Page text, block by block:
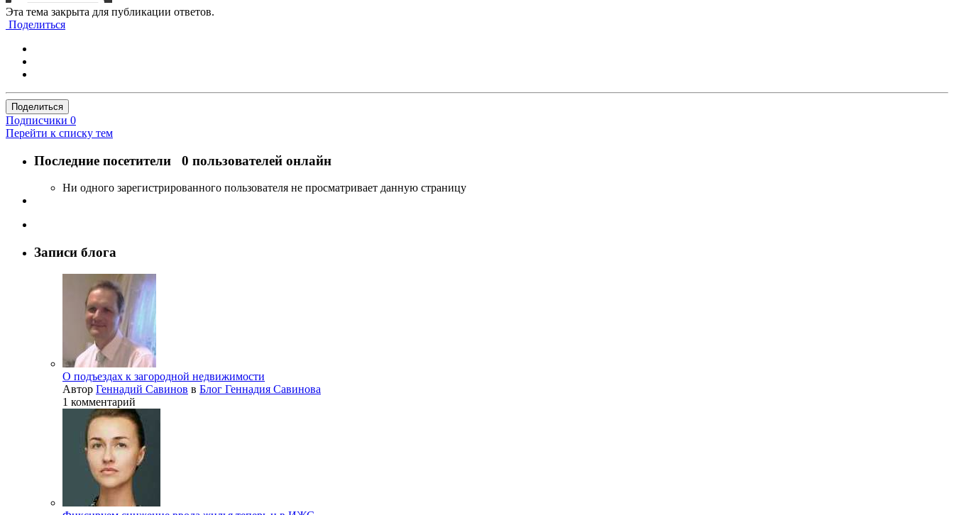
Эта тема закрыта для публикации ответов.
Поделиться
Поделиться
Подписчики 0
Перейти к списку тем
Последние посетители 0 пользователей онлайн
Ни одного зарегистрированного пользователя не просматривает данную страницу
Записи блога
О подъездах к загородной недвижимости
Автор Геннадий Савинов в Блог Геннадия Савинова
1 комментарий